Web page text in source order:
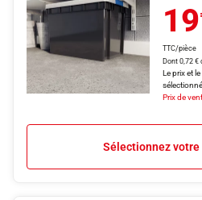
19
TTC/pièce
Dont 0,72 €
Le prix et
sélectionné
Prix de
Sélectionnez votre